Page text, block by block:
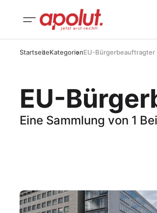
StartseiteKategorienEU-Bürgerbeauftragter
EU-
Eine Sammlung von 1